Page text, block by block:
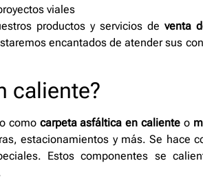
viales
productos y servicios de venta
encantados de atender sus
caliente?
como carpeta asfáltica en caliente o
estacionamientos y más. Se hace
Estos componentes se